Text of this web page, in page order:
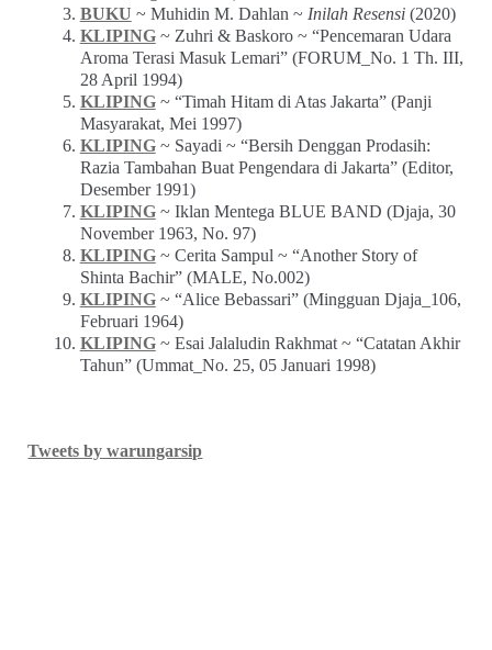
BUKU ~ Muhidin M. Dahlan ~ Inilah Resensi(2020)
KLIPING~ Zuhri & Baskoro ~ “Pencemaran Udara
Aroma Terasi Masuk Lemari” (FORUM_No. 1 Th. III,
28 April 1994)
KLIPING~ “Timah Hitam di Atas Jakarta” (Panji
Masyarakat, Mei 1997)
KLIPING~ Sayadi ~ “Bersih Denggan Prodasih:
Razia Tambahan Buat Pengendara di Jakarta” (Editor,
Desember 1991)
KLIPING~ Iklan Mentega BLUE BAND (Djaja, 30
November 1963, No. 97)
KLIPING~ Cerita Sampul ~ “Another Story of
Shinta Bachir” (MALE, No.002)
KLIPING~ “Alice Bebassari” (Mingguan Djaja_106,
Februari 1964)
KLIPING~ Esai Jalaludin Rakhmat ~ “Catatan Akhir
Tahun” (Ummat_No. 25, 05 Januari 1998)
Tweets by warungarsip